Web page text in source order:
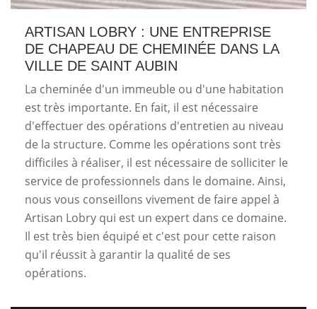
ARTISAN LOBRY : UNE ENTREPRISE
DE CHAPEAU DE CHEMINÉE DANS LA
VILLE DE SAINT AUBIN
La cheminée d'un immeuble ou d'une habitation
est très importante. En fait, il est nécessaire
d'effectuer des opérations d'entretien au niveau
de la structure. Comme les opérations sont très
difficiles à réaliser, il est nécessaire de solliciter le
service de professionnels dans le domaine. Ainsi,
nous vous conseillons vivement de faire appel à
Artisan Lobry qui est un expert dans ce domaine.
Il est très bien équipé et c'est pour cette raison
qu'il réussit à garantir la qualité de ses
opérations.